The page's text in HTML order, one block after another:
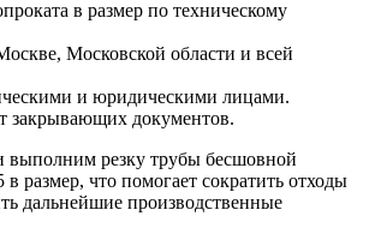
в размер по техническому
Московской области и всей
и юридическими лицами.
закрывающих документов.
выполним резку трубы бесшовной
размер, что помогает сократить отходы
дальнейшие производственные